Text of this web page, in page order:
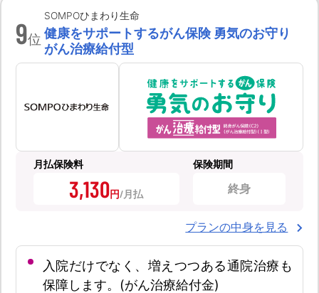
9位
SOMPOひまわり生命
健康をサポートするがん保険 勇気のお守り
がん治療給付型
月払保険料
3,130円
保険期間
終身
プランの中身を見る
入院だけでなく、増えつつある通院治療も
保障します。(がん治療給付金)